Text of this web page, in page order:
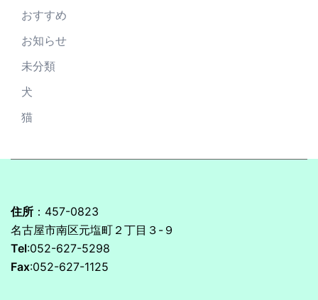
おすすめ
お知らせ
未分類
犬
猫
住所 ：457-0823
名古屋市南区元塩町２丁目３-９
Tel:052-627-5298
Fax:052-627-1125